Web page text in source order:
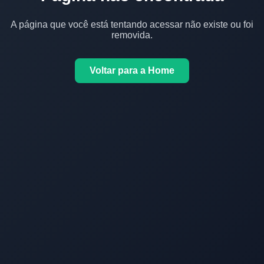
A página que você está tentando acessar não existe ou foi
removida.
Voltar para a Home